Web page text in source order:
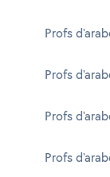
Profs
Profs
Profs
Profs